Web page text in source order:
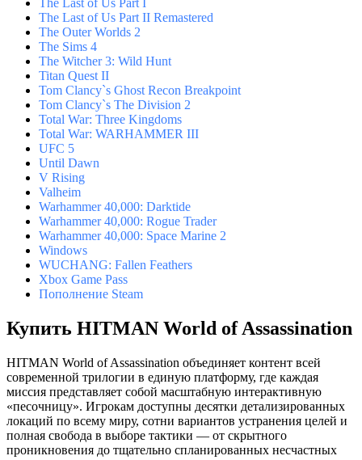
The Last of Us Part I
The Last of Us Part II Remastered
The Outer Worlds 2
The Sims 4
The Witcher 3: Wild Hunt
Titan Quest II
Tom Clancy`s Ghost Recon Breakpoint
Tom Clancy`s The Division 2
Total War: Three Kingdoms
Total War: WARHAMMER III
UFC 5
Until Dawn
V Rising
Valheim
Warhammer 40,000: Darktide
Warhammer 40,000: Rogue Trader
Warhammer 40,000: Space Marine 2
Windows
WUCHANG: Fallen Feathers
Xbox Game Pass
Пополнение Steam
Купить HITMAN World of Assassination
HITMAN World of Assassination объединяет контент всей
современной трилогии в единую платформу, где каждая
миссия представляет собой масштабную интерактивную
«песочницу». Игрокам доступны десятки детализированных
локаций по всему миру, сотни вариантов устранения целей и
полная свобода в выборе тактики — от скрытного
проникновения до тщательно спланированных несчастных